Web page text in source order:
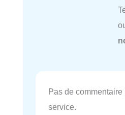
Pas de commentaire
service.